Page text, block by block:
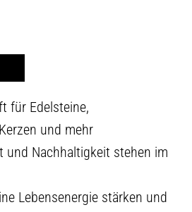
für Edelsteine,
und mehr
und Nachhaltigkeit stehen im
Lebensenergie stärken und